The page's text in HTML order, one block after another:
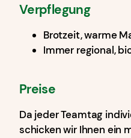
Verpflegung
Brotzeit, warme
Immer regional,
Preise
Da jeder Teamtag
schicken wir Ihnen ein